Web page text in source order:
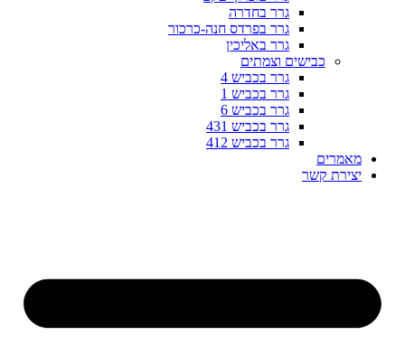
גרר בחדרה
גרר בפרדס חנה-כרכור
גרר באליכין
כבישים וצמתים
גרר בכביש 4
גרר בכביש 1
גרר בכביש 6
גרר בכביש 431
גרר בכביש 412
מאמרים
יצירת קשר